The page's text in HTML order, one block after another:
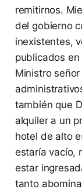
remitirnos.
del gobierno
inexistentes,
publicados en
Ministro
también que
alquiler a un
hotel de alto
estaría vacío,
estar
tanto